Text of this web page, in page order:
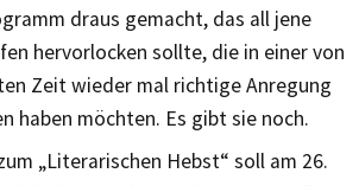
draus gemacht, das all jene
hervorlocken sollte, die in einer von
Zeit wieder mal richtige Anregung
haben möchten. Es gibt sie noch.
„Literarischen Hebst“ soll am 26.